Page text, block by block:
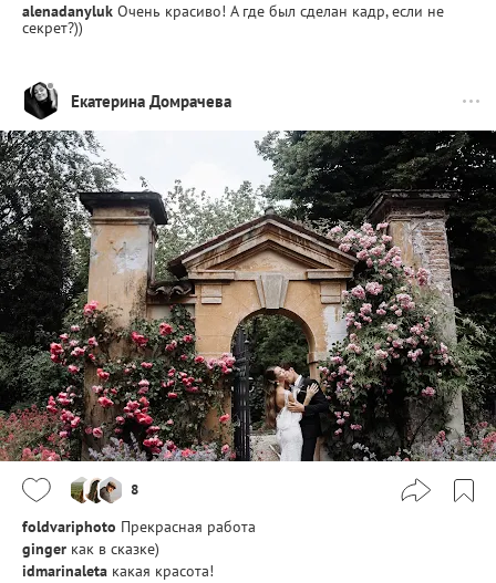
alenadanyluk Очень красиво! А где был сделан кадр, если не
секрет?))
Екатерина Домрачева
8
foldvariphoto Прекрасная работа
ginger как в сказке)
idmarinaleta какая красота!